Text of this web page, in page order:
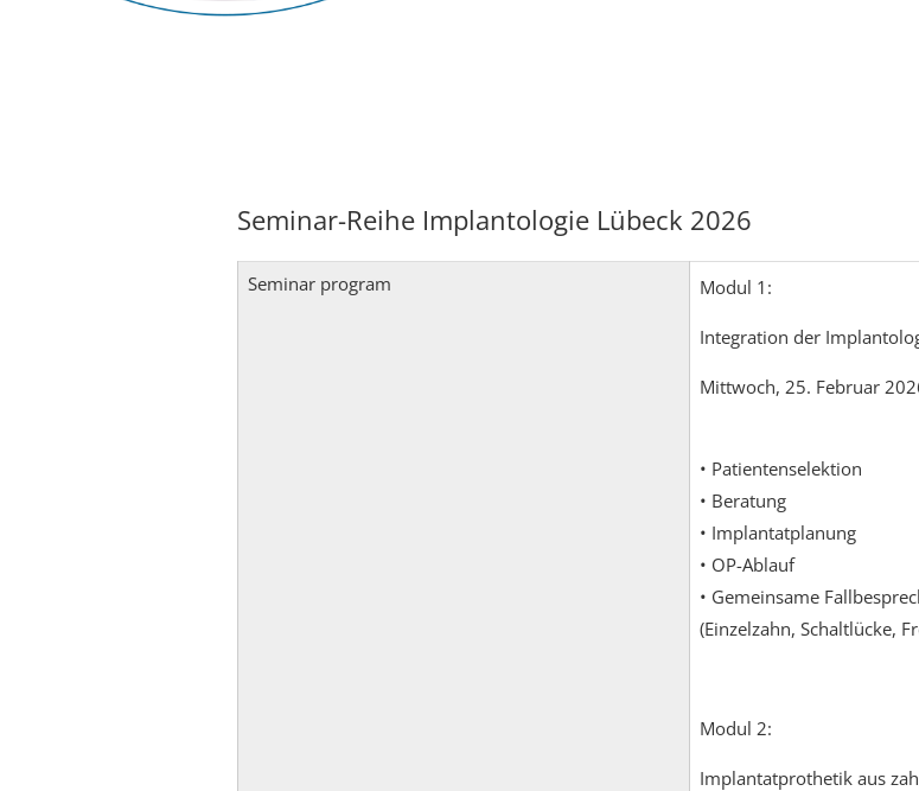
Seminar-Reihe Implantologie Lübeck 2026
Seminar program Modul 1:
Integration der
Mittwoch, 25. Februar
• Patientenselektion
• Beratung
• Implantatplanung
• OP-Ablauf
• Gemeinsame
(Einzelzahn, Schaltlücke,
Modul 2:
Implantatprothetik aus